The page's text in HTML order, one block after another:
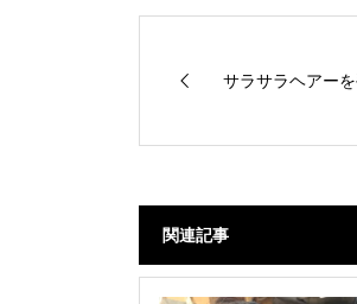
き
サラサラヘアー
関連記事